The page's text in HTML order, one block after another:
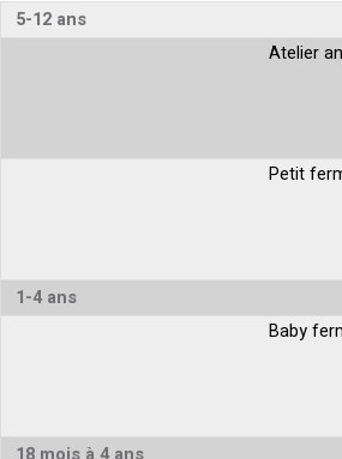
5-12 ans
Atelier
Petit
1-4 ans
Baby